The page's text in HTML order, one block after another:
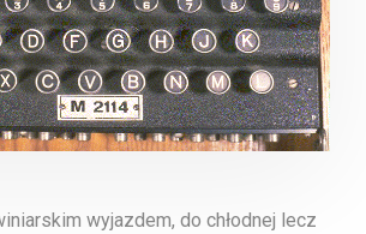
wyjazdem, do chłodnej lecz